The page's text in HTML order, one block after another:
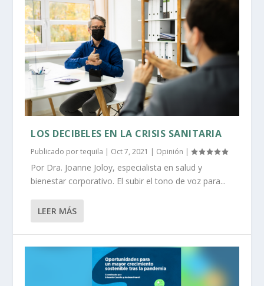
LOS DECIBELES EN LA CRISIS SANITARIA
Publicado portequila | Oct 7, 2021 | Opinión |
Por Dra. Joanne Joloy, especialista en salud y
bienestar corporativo. El subir el tono de voz para...
LEER MÁS